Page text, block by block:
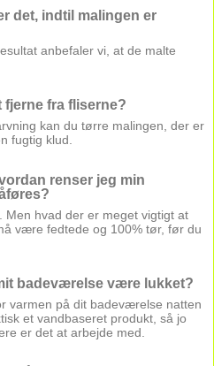
det, indtil malingen er
anbefaler vi, at de malte
fjerne fra fliserne?
kan du tørre malingen, der er
fugtig klud.
renser jeg min
Men hvad der er meget vigtigt at
være fedtede og 100% tør, før du
badeværelse være lukket?
varmen på dit badeværelse natten
et vandbaseret produkt, så jo
er det at arbejde med.